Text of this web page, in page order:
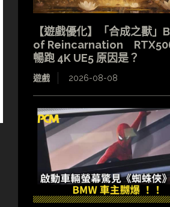
【遊戲優化】「合成之獸」
of Reincarnation
暢跑 4K UE5 原因是？
遊戲 2026-08-08